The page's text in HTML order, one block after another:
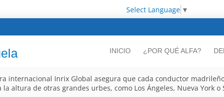
Select Language ▼
INICIO ¿POR QUÉ ALFA?
internacional Inrix Global asegura que cada conductor
altura de otras grandes urbes, como Los Ángeles, Nueva York